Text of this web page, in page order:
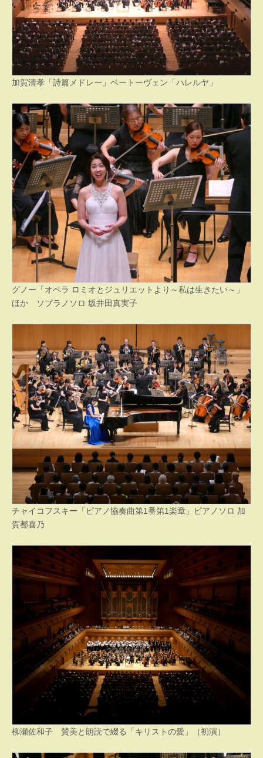
加賀清孝「詩篇メドレー」ベートーヴェン「ハレルヤ」
グノー「オペラ ロミオとジュリエットより～私は生きたい～」
ほか ソプラノソロ 坂井田真実子
チャイコフスキー「ピアノ協奏曲第1番第1楽章」ピアノソロ 加
賀都喜乃
柳瀬佐和子 賛美と朗読で綴る「キリストの愛」（初演）